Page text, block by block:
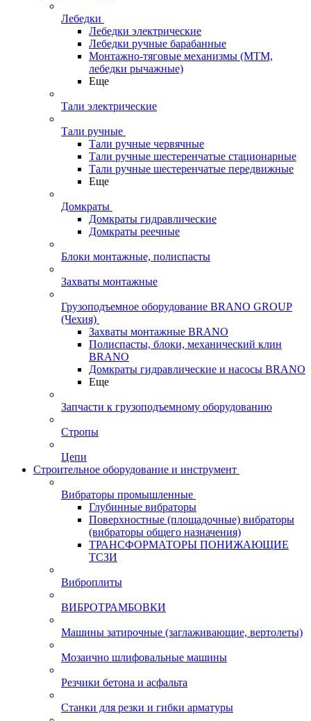
Лебедки
Лебедки электрические
Лебедки ручные барабанные
Монтажно-тяговые механизмы (МТМ,
лебедки рычажные)
Еще
Тали электрические
Тали ручные
Тали ручные червячные
Тали ручные шестеренчатые стационарные
Тали ручные шестеренчатые передвижные
Еще
Домкраты
Домкраты гидравлические
Домкраты реечные
Блоки монтажные, полиспасты
Захваты монтажные
Грузоподъемное оборудование BRANO GROUP
(Чехия)
Захваты монтажные BRANO
Полиспасты, блоки, механический клин
BRANO
Домкраты гидравлические и насосы BRANO
Еще
Запчасти к грузоподъемному оборудованию
Стропы
Цепи
Строительное оборудование и инструмент
Вибраторы промышленные
Глубинные вибраторы
Поверхностные (площадочные) вибраторы
(вибраторы общего назначения)
ТРАНСФОРМАТОРЫ ПОНИЖАЮЩИЕ
ТСЗИ
Виброплиты
ВИБРОТРАМБОВКИ
Машины затирочные (заглаживающие, вертолеты)
Мозаично шлифовальные машины
Резчики бетона и асфальта
Станки для резки и гибки арматуры